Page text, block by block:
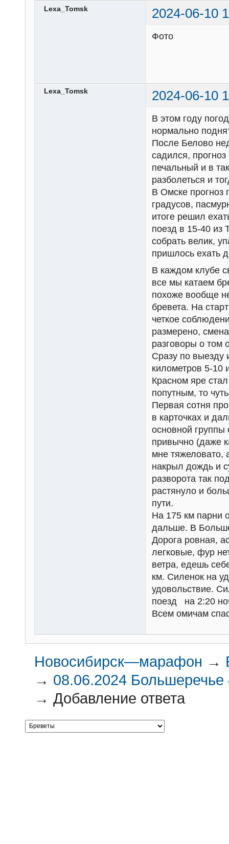
Lexa_Tomsk 2024-06-10
Фото
Lexa_Tomsk 2024-06-10
В этом году
нормально
После Белово
садился,
печальный и в
разболеться и
В Омске прогноз
градусов,
итоге решил
поезд в 15-40 из
собрать велик,
пришлось ехать
В каждом клубе
все мы катаем
похоже вообще
бревета. На
четкое
размерено,
разговоры о том
Сразу по выезду
километров 5-10
Красном яре
попутным, то
Первая сотня
в карточках и
основной
привычно (даже
мне тяжеловато,
накрыл дождь и
разворота так
растянуло и
пути.
На 175 км парни
дальше. В
Дорога ровная,
легковые, фур
ветра, едешь
км. Силенок на
удовольствие.
поезд на 2:20
Всем омичам
Новосибирск—марафон →
→ 08.06.2024
→Добавление ответа